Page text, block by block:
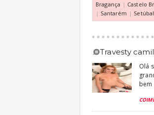
Bragança | Castelo
| Santarém | Setúbal
travesty
Olá
bem